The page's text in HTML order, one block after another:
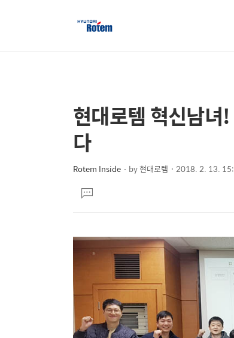
상
세
컨
텐
본
문
제
현대로템 혁신남
다
Rotem Inside by현대로템 2018. 2. 13.
문댓
글